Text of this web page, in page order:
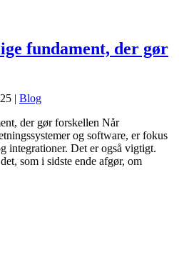
fundament, der gør
| Blog
der gør forskellen Når
og software, er fokus
integrationer. Det er også vigtigt.
som i sidste ende afgør, om